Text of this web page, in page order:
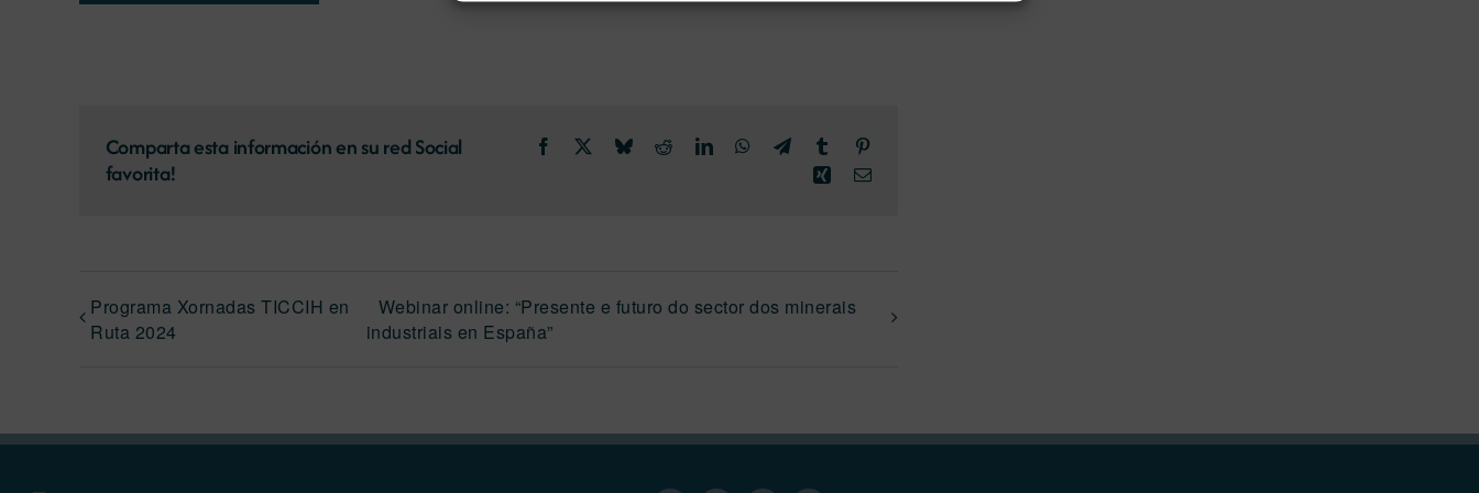
Comparta esta información en su red Social
favorita!
Facebook BlueskyRedditLinkedInWhatsApp
TelegramTumblr
XingEmail
Programa Xornadas TICCIH en
Ruta 2024
Webinar online: “Presente e futuro do sector dos minerais
industriais en España”